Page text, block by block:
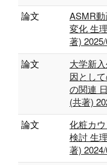
論文
ASMR
変化 生
著)
論文
大学新
因とし
の関連
(共著)
論文
化粧カ
検討 生
著)